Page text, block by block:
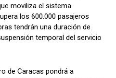
moviliza el sistema
los 600.000 pasajeros
tendrán una duración de
temporal del servicio
de Caracas pondrá a